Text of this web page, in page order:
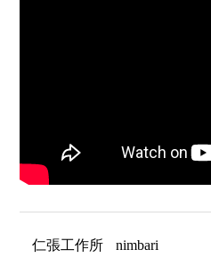
仁張工作所 nimbari